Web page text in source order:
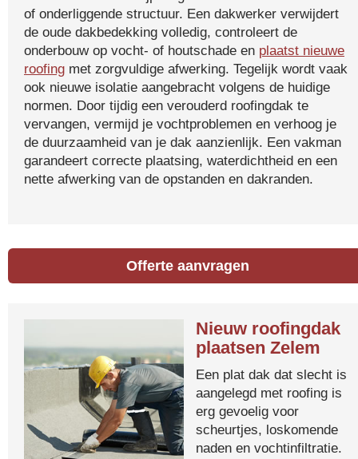
of onderliggende structuur. Een dakwerker verwijdert
de oude dakbedekking volledig, controleert de
onderbouw op vocht- of houtschade en plaatst nieuwe
roofing met zorgvuldige afwerking. Tegelijk wordt vaak
ook nieuwe isolatie aangebracht volgens de huidige
normen. Door tijdig een verouderd roofingdak te
vervangen, vermijd je vochtproblemen en verhoog je
de duurzaamheid van je dak aanzienlijk. Een vakman
garandeert correcte plaatsing, waterdichtheid en een
nette afwerking van de opstanden en dakranden.
Offerte aanvragen
Nieuw roofingdak
plaatsen Zelem
Een plat dak dat slecht is
aangelegd met roofing is
erg gevoelig voor
scheurtjes, loskomende
naden en vochtinfiltratie.